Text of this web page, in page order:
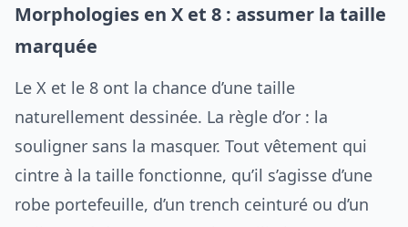
Morphologies en X et 8 : assumer la taille
marquée
Le X et le 8 ont la chance d’une taille
naturellement dessinée. La règle d’or : la
souligner sans la masquer. Tout vêtement qui
cintre à la taille fonctionne, qu’il s’agisse d’une
robe portefeuille, d’un trench ceinturé ou d’un